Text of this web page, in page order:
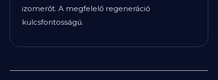
izomerőt. A megfelelő regeneráció
kulcsfontosságú.